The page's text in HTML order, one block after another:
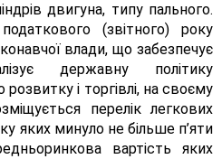
двигуна, типу пального.
(звітного) року
влади, що забезпечує
державну політику
розвитку і торгівлі, на своєму
перелік легкових
яких минуло не більше п’яти
вартість яких